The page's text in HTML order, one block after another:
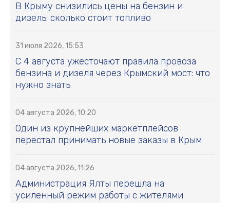
В Крыму снизились цены на бензин и
дизель: сколько стоит топливо
31 июля 2026, 15:53
С 4 августа ужесточают правила провоза
бензина и дизеля через Крымский мост: что
нужно знать
04 августа 2026, 10:20
Один из крупнейших маркетплейсов
перестал принимать новые заказы в Крым
04 августа 2026, 11:26
Администрация Ялты перешла на
усиленный режим работы с жителями